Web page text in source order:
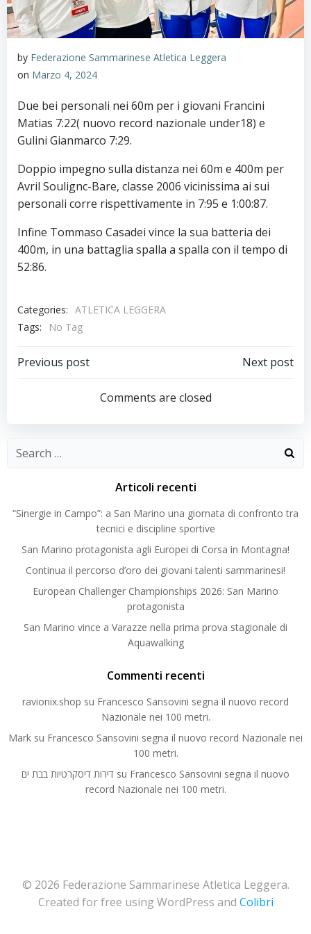
by Federazione Sammarinese Atletica Leggera
on Marzo 4, 2024
Due bei personali nei 60m per i giovani Francini
Matias 7:22( nuovo record nazionale under18) e
Gulini Gianmarco 7:29.
Doppio impegno sulla distanza nei 60m e 400m per
Avril Soulignc-Bare, classe 2006 vicinissima ai sui
personali corre rispettivamente in 7:95 e 1:00:87.
Infine Tommaso Casadei vince la sua batteria dei
400m, in una battaglia spalla a spalla con il tempo di
52:86.
Categories: ATLETICA LEGGERA
Tags:
No Tag
Post
navigation
Previous post
navigation
Next post
Comments are closed
Search
Articoli recenti
“Sinergie in Campo”: a San Marino una giornata di confronto tra
tecnici e discipline sportive
San Marino protagonista agli Europei di Corsa in Montagna!
Continua il percorso d’oro dei giovani talenti sammarinesi!
European Challenger Championships 2026: San Marino
protagonista
San Marino vince a Varazze nella prima prova stagionale di
Aquawalking
Commenti recenti
ravionix.shop su Francesco Sansovini segna il nuovo record
Nazionale nei 100 metri.
Mark su Francesco Sansovini segna il nuovo record Nazionale nei
100 metri.
דירות דיסקרטיות בבת ים su Francesco Sansovini segna il nuovo
record Nazionale nei 100 metri.
© 2026 Federazione Sammarinese Atletica Leggera.
Created for free using WordPress and Colibri